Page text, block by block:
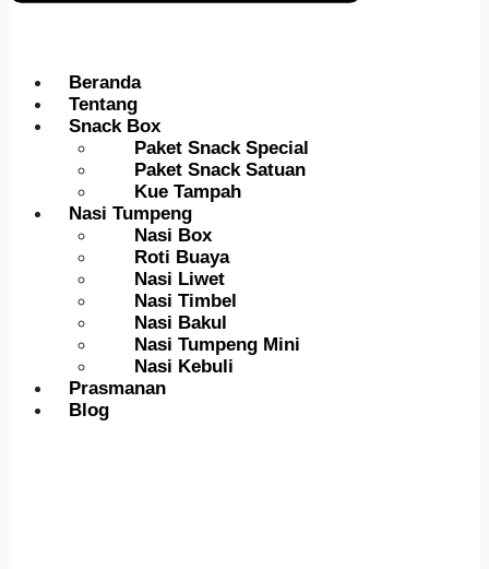
Beranda
Tentang
Snack Box
Paket Snack Special
Paket Snack Satuan
Kue Tampah
Nasi Tumpeng
Nasi Box
Roti Buaya
Nasi Liwet
Nasi Timbel
Nasi Bakul
Nasi Tumpeng Mini
Nasi Kebuli
Prasmanan
Blog